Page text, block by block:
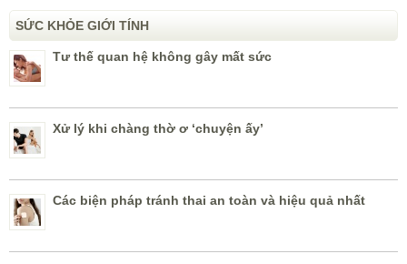
SỨC KHỎE GIỚI TÍNH
Tư thế quan hệ không gây mất sức
Xử lý khi chàng thờ ơ ‘chuyện ấy’
Các biện pháp tránh thai an toàn và hiệu quả nhất